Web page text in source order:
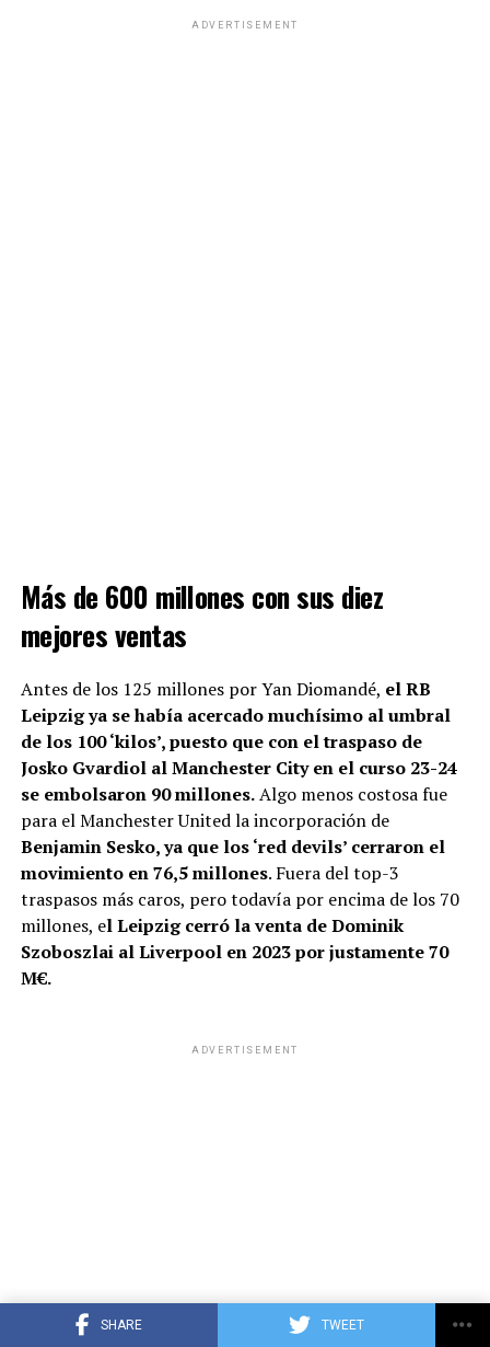
SHARE TWEET
ADVERTISEMENT
Más de 600 millones con sus diez
mejores ventas
Antes de los 125 millones por Yan Diomandé, el RB
Leipzig ya se había acercado muchísimo al umbral
de los 100 ‘kilos’, puesto que con el traspaso de
Josko Gvardiol al Manchester City en el curso 23-24
se embolsaron 90 millones.Algo menos costosa fue
para el Manchester United la incorporación de
Benjamin Sesko, ya que los ‘red devils’ cerraron el
movimiento en 76,5 millones. Fuera del top-3
traspasos más caros, pero todavía por encima de los 70
millones, el Leipzig cerró la venta de Dominik
Szoboszlai al Liverpool en 2023 por justamente 70
M€.
ADVERTISEMENT